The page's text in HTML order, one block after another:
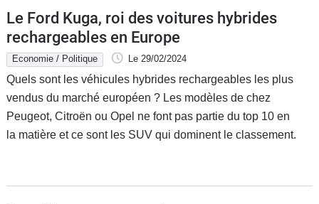
Le Ford Kuga, roi des voitures hybrides
rechargeables en Europe
Economie / Politique Le 29/02/2024
Quels sont les véhicules hybrides rechargeables les plus
vendus du marché européen ? Les modèles de chez
Peugeot, Citroën ou Opel ne font pas partie du top 10 en
la matière et ce sont les SUV qui dominent le classement.